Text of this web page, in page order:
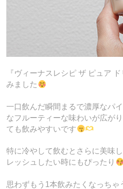
『ヴィーナスレシピ ザ ピュア
みました
一口飲んだ瞬間まるで濃厚なパ
なフルーティーな味わいが広が
ても飲みやすいです
特に冷やして飲むとさらに美味
レッシュしたい時にもぴったり
思わずもう1本飲みたくなっちゃ